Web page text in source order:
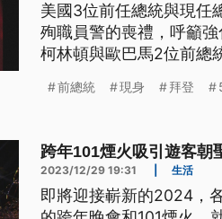
美國3位前任總統與現任
殉職員警的喪禮，呼籲
柯林頓與歐巴馬2位前總
前總統 現身 拜登
跨年101煙火吸引遊客朝
2023/12/29 19:31 生活
即將迎接嶄新的2024，